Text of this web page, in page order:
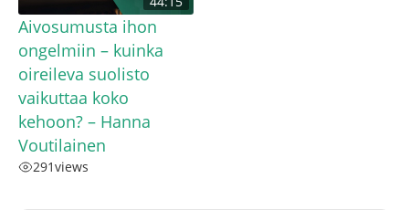
Aivosumusta ihon
ongelmiin – kuinka
oireileva suolisto
vaikuttaa koko
kehoon? – Hanna
Voutilainen
291views